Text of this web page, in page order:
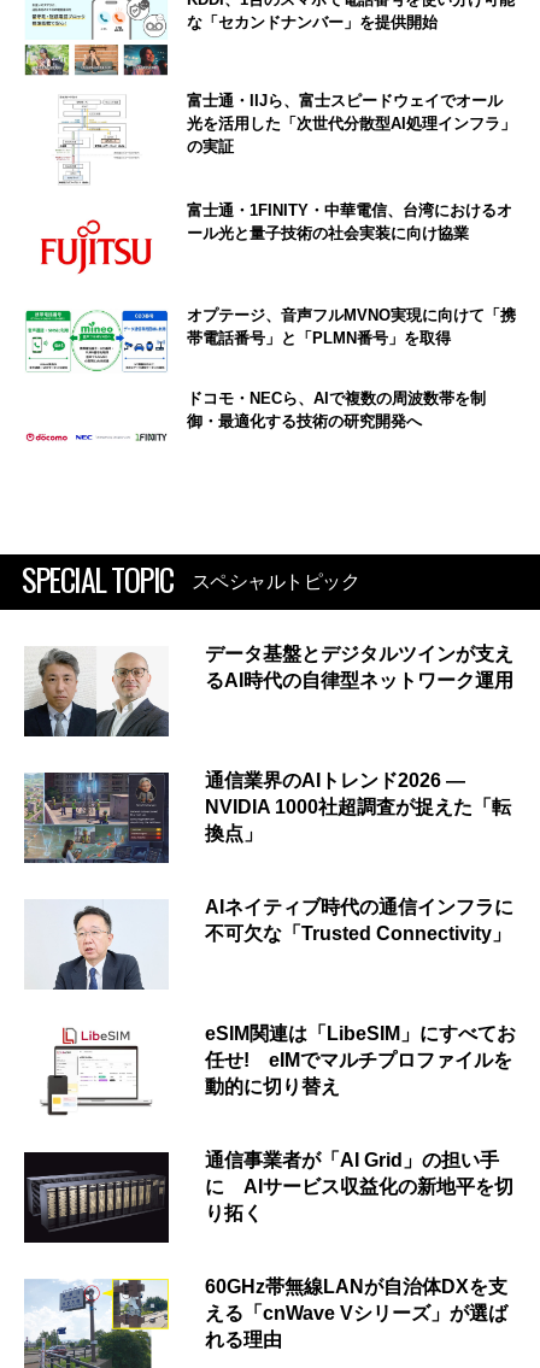
な「セカンドナンバー」を提供開始
富士通・IIJら、富士スピードウェイでオール
光を活用した「次世代分散型AI処理インフラ」
の実証
富士通・1FINITY・中華電信、台湾におけるオ
ール光と量子技術の社会実装に向け協業
オプテージ、音声フルMVNO実現に向けて「携
帯電話番号」と「PLMN番号」を取得
ドコモ・NECら、AIで複数の周波数帯を制
御・最適化する技術の研究開発へ
SPECIAL TOPIC スペシャルトピック
データ基盤とデジタルツインが支え
るAI時代の自律型ネットワーク運用
通信業界のAIトレンド2026 ―
NVIDIA 1000社超調査が捉えた「転
換点」
AIネイティブ時代の通信インフラに
不可欠な「Trusted Connectivity」
eSIM関連は「LibeSIM」にすべてお
任せ! eIMでマルチプロファイルを
動的に切り替え
通信事業者が「AI Grid」の担い手
に AIサービス収益化の新地平を切
り拓く
60GHz帯無線LANが自治体DXを支
える「cnWave Vシリーズ」が選ば
れる理由